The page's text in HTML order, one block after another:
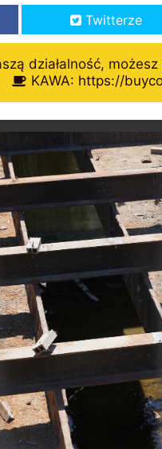
Twitterze
działalność,
KAWA: https://